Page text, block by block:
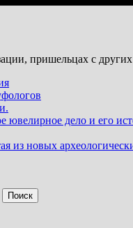
пришельцах с
ювелирное дело и его
из новых